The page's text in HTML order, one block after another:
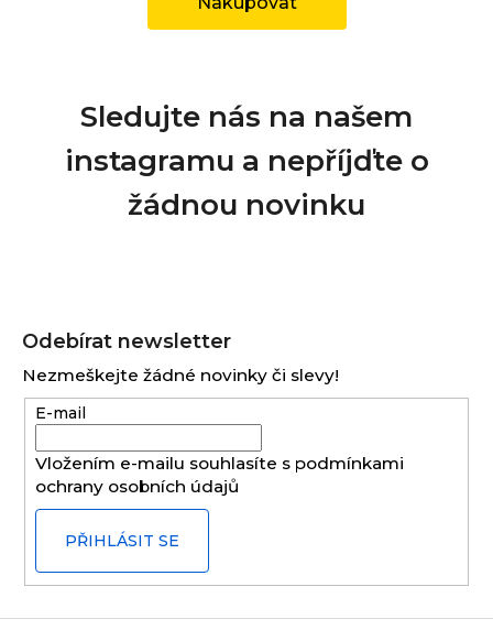
Sledujte nás na našem
instagramu a nepříjďte o
žádnou novinku
Odebírat newsletter
Nezmeškejte žádné novinky či slevy!
E-mail
Vložením e-mailu souhlasíte s podmínkami
ochrany osobních údajů
PŘIHLÁSIT SE